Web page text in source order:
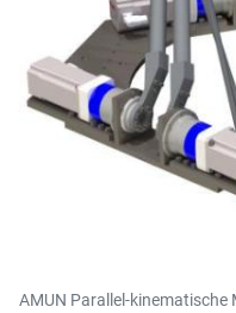
AMUN Parallel-kinematische